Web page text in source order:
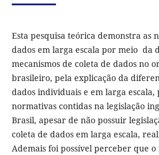
Esta pesquisa teórica demonstra as
dados em larga escala por meio da
mecanismos de coleta de dados no
brasileiro, pela explicação da
dados individuais e em larga escala,
normativas contidas na legislação
Brasil, apesar de não possuir
coleta de dados em larga escala,
Ademais foi possível perceber que